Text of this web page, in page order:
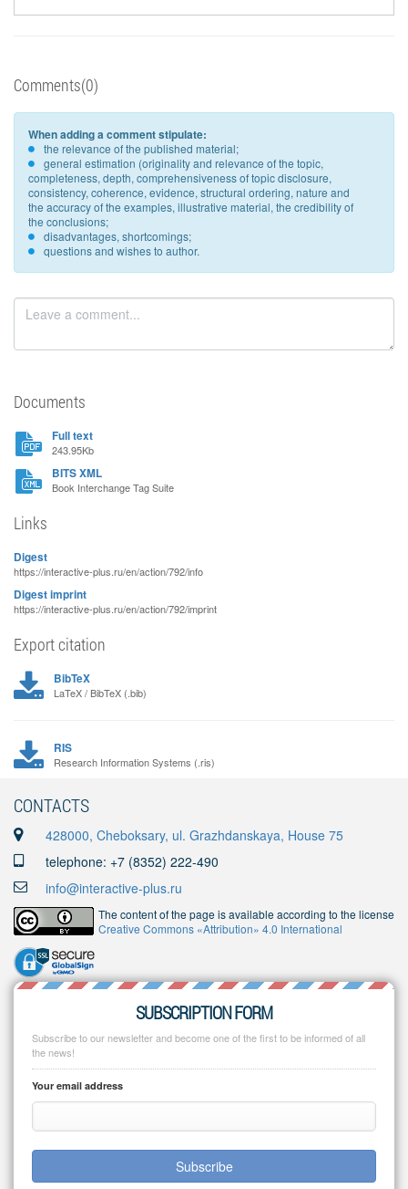
Comments(0)
When adding a comment stipulate:
the relevance of the published material;
general estimation (originality and relevance of the topic,
completeness, depth, comprehensiveness of topic disclosure,
consistency, coherence, evidence, structural ordering, nature and
the accuracy of the examples, illustrative material, the credibility of
the conclusions;
disadvantages, shortcomings;
questions and wishes to author.
Documents
Full text
243.95Kb
BITS XML
Book Interchange Tag Suite
Links
Digest
https://interactive-plus.ru/en/action/792/info
Digest imprint
https://interactive-plus.ru/en/action/792/imprint
Export citation
BibTeX
LaTeX / BibTeX (.bib)
RIS
Research Information Systems (.ris)
CONTACTS
428000, Cheboksary, ul. Grazhdanskaya, House 75
telephone: +7 (8352) 222-490
info@interactive-plus.ru
The content of the page is available according to the license
Creative Commons «Attribution» 4.0 International
SUBSCRIPTION FORM
Subscribe to our newsletter and become one of the first to be informed of all
the news!
Your email address
Subscribe